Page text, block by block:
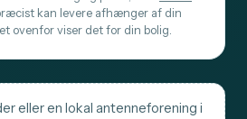
kan levere afhænger af din
ovenfor viser det for din bolig.
eller en lokal antenneforening i